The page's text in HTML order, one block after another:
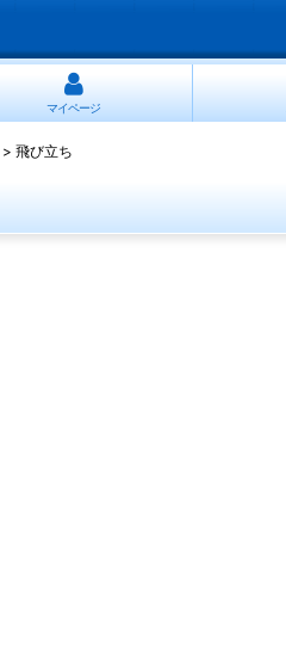
マイページ
> 飛び立ち